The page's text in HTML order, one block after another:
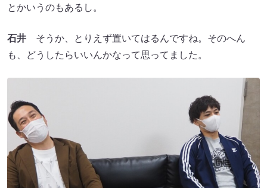
とかいうのもあるし。
石井 そうか、とりえず置いてはるんですね。そのへん
も、どうしたらいいんかなって思ってました。